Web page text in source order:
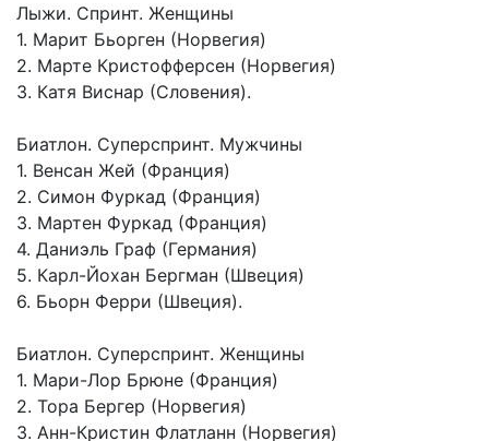
Лыжи. Спринт. Женщины
1. Марит Бьорген (Норвегия)
2. Марте Кристофферсен (Норвегия)
3. Катя Виснар (Словения).
Биатлон. Суперспринт. Мужчины
1. Венсан Жей (Франция)
2. Симон Фуркад (Франция)
3. Мартен Фуркад (Франция)
4. Даниэль Граф (Германия)
5. Карл-Йохан Бергман (Швеция)
6. Бьорн Ферри (Швеция).
Биатлон. Суперспринт. Женщины
1. Мари-Лор Брюне (Франция)
2. Тора Бергер (Норвегия)
3. Анн-Кристин Флатланн (Норвегия)